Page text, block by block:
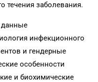
течения заболевания.
данные
инфекционного
и гендерные
особенности
и биохимические